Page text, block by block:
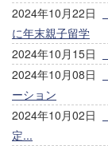
2024年10月22日
に年末親子留学
2024年10月15日
2024年10月08日
ーション
2024年10月02日
定...